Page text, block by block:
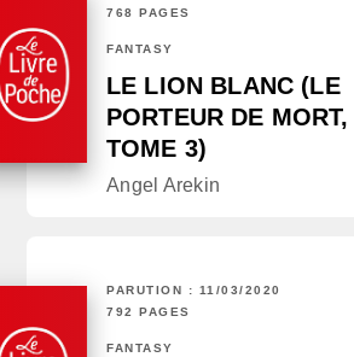
768 PAGES
FANTASY
LE LION BLANC (LE
PORTEUR DE MORT,
TOME 3)
Angel Arekin
PARUTION : 11/03/2020
792 PAGES
FANTASY